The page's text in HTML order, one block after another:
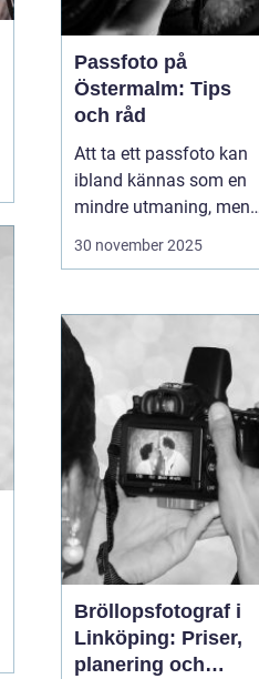
Passfoto på
Östermalm: Tips
och råd
Att ta ett passfoto kan
ibland kännas som en
mindre utmaning, men
med rätt vägledning kan
Östermalm finns det
flera ställen där man kan
fixa passfoto. Denna
arti...
30 november 2025
Bröllopsfotograf i
Linköping: Priser,
planering och